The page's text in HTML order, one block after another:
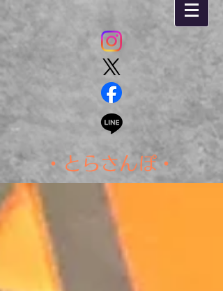
・とらさんぽ・